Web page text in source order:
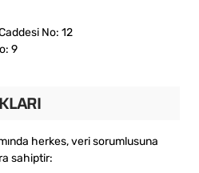
No: 12
9
herkes, veri sorumlusuna
sahiptir: